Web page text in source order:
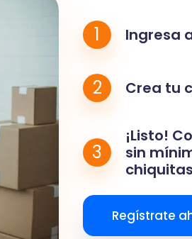
1 Ingresa
2 Crea tu
3
¡Listo!
sin
Regístrate